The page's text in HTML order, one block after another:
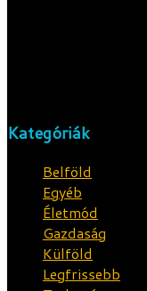
Kategóriák
Belföld
Egyéb
Életmód
Gazdaság
Külföld
Legfrissebb